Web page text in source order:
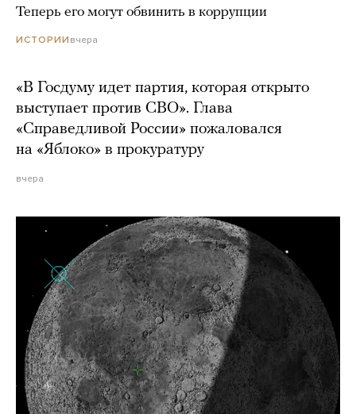
Теперь его могут обвинить в коррупции
ИСТОРИИ вчера
«В Госдуму идет партия, которая открыто
выступает против СВО». Глава
«Справедливой России» пожаловался
на «Яблоко» в прокуратуру
вчера